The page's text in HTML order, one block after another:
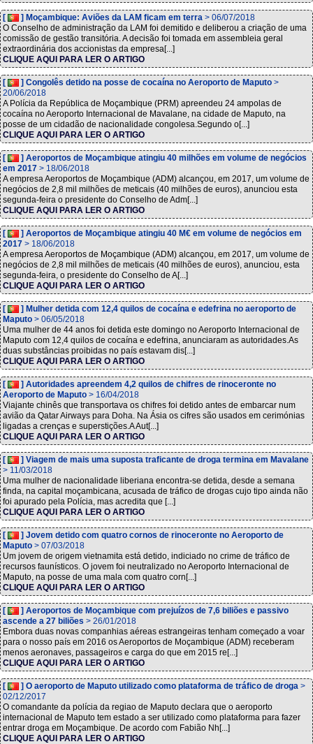
[ ] Moçambique: Aviões da LAM ficam em terra > 06/07/2018
O Conselho de administração da LAM foi demitido e deliberou a criação de uma
comissão de gestão transitória. A decisão foi tomada em assembleia geral
extraordinária dos accionistas da empresa[...]
CLIQUE AQUI PARA LER O ARTIGO
[ ] Congolês detido na posse de cocaína no Aeroporto de Maputo >
20/06/2018
A Polícia da República de Moçambique (PRM) apreendeu 24 ampolas de
cocaína no Aeroporto Internacional de Mavalane, na cidade de Maputo, na
posse de um cidadão de nacionalidade congolesa.Segundo o[...]
CLIQUE AQUI PARA LER O ARTIGO
[
] Aeroportos de Moçambique atingiu 40 milhões em volume de negócios
em 2017 > 18/06/2018
A empresa Aeroportos de Moçambique (ADM) alcançou, em 2017, um volume de
negócios de 2,8 mil milhões de meticais (40 milhões de euros), anunciou esta
segunda-feira o presidente do Conselho de Adm[...]
CLIQUE AQUI PARA LER O ARTIGO
[
] Aeroportos de Moçambique atingiu 40 M€ em volume de negócios em
2017 > 18/06/2018
A empresa Aeroportos de Moçambique (ADM) alcançou, em 2017, um volume de
negócios de 2,8 mil milhões de meticais (40 milhões de euros), anunciou, esta
segunda-feira, o presidente do Conselho de A[...]
CLIQUE AQUI PARA LER O ARTIGO
[
] Mulher detida com 12,4 quilos de cocaína e edefrina no aeroporto de
Maputo > 06/05/2018
Uma mulher de 44 anos foi detida este domingo no Aeroporto Internacional de
Maputo com 12,4 quilos de cocaína e edefrina, anunciaram as autoridades.As
duas substâncias proibidas no país estavam dis[...]
CLIQUE AQUI PARA LER O ARTIGO
[
] Autoridades apreendem 4,2 quilos de chifres de rinoceronte no
Aeroporto de Maputo > 16/04/2018
Viajante chinês que transportava os chifres foi detido antes de embarcar num
avião da Qatar Airways para Doha. Na Ásia os cifres são usados em cerimónias
ligadas a crenças e superstições.A Aut[...]
CLIQUE AQUI PARA LER O ARTIGO
[
] Viagem de mais uma suposta traficante de droga termina em Mavalane
> 11/03/2018
Uma mulher de nacionalidade liberiana encontra-se detida, desde a semana
finda, na capital moçambicana, acusada de tráfico de drogas cujo tipo ainda não
foi apurado pela Polícia, mas acredita que [...]
CLIQUE AQUI PARA LER O ARTIGO
[
] Jovem detido com quatro cornos de rinoceronte no Aeroporto de
Maputo > 07/03/2018
Um jovem de origem vietnamita está detido, indiciado no crime de tráfico de
recursos faunísticos. O jovem foi neutralizado no Aeroporto Internacional de
Maputo, na posse de uma mala com quatro corn[...]
CLIQUE AQUI PARA LER O ARTIGO
[
] Aeroportos de Moçambique com prejuízos de 7,6 biliões e passivo
ascende a 27 biliões > 26/01/2018
Embora duas novas companhias aéreas estrangeiras tenham começado a voar
para o nosso país em 2016 os Aeroportos de Moçambique (ADM) receberam
menos aeronaves, passageiros e carga do que em 2015 re[...]
CLIQUE AQUI PARA LER O ARTIGO
[ ] O aeroporto de Maputo utilizado como plataforma de tráfico de droga >
02/12/2017
O comandante da polícia da regiao de Maputo declara que o aeroporto
internacional de Maputo tem estado a ser utilizado como plataforma para fazer
entrar droga em Moçambique. De acordo com Fabião Nh[...]
CLIQUE AQUI PARA LER O ARTIGO